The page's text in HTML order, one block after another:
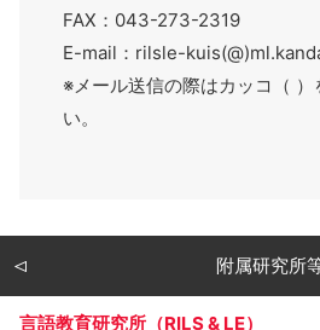
FAX：043-273-2319
E-mail：rilsle-
※メール送信の際はカッコ（ ）
い。
附属研究所
言語教育研究所（RILS & LE）